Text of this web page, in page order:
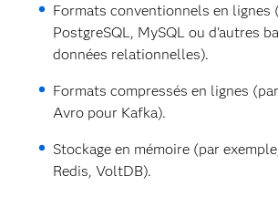
Formats conventionnels en lignes
PostgreSQL, MySQL ou d'autres
données relationnelles).
Formats compressés en lignes
Avro pour Kafka).
Stockage en mémoire (par
Redis, VoltDB).